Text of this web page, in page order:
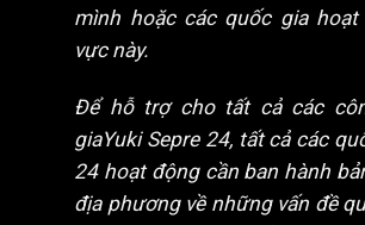
mình hoặc các quốc gia
vực này.
Để hỗ trợ cho tất cả các
giaYuki Sepre 24, tất cả các
24 hoạt động cần ban hành
địa phương về những vấn đề